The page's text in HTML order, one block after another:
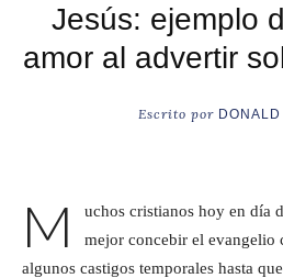
Jesús: ejemplo
amor al advertir
Escrito por
M
uchos cristianos hoy en día
mejor concebir el evangelio
algunos castigos temporales hasta